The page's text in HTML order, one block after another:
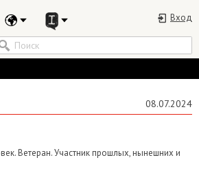
Вход
08.07.2024
Ветеран. Участник прошлых, нынешних и